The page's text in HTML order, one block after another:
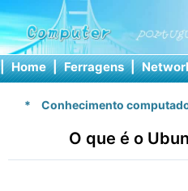
| Home | Ferragens |
* Conhecimento
O que é o